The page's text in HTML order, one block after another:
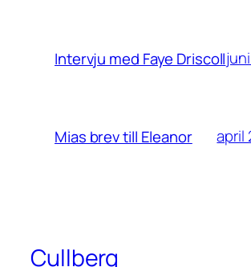
Intervju med Faye Driscoll
Mias brev till Eleanor april
Cullberg